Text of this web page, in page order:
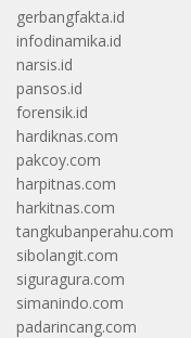
gerbangfakta.id
infodinamika.id
narsis.id
pansos.id
forensik.id
hardiknas.com
pakcoy.com
harpitnas.com
harkitnas.com
tangkubanperahu.com
sibolangit.com
siguragura.com
simanindo.com
padarincang.com